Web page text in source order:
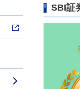
SBI証